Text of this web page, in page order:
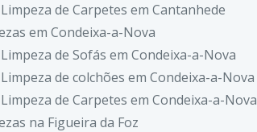
Limpeza de Carpetes em Cantanhede
em Condeixa-a-Nova
Limpeza de Sofás em Condeixa-a-Nova
Limpeza de colchões em Condeixa-a-Nova
Limpeza de Carpetes em Condeixa-a-Nova
na Figueira da Foz